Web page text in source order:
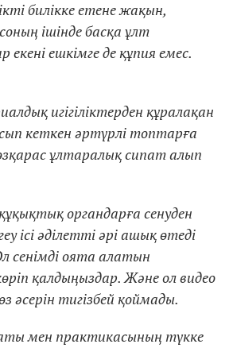
билікке етене жақын,
ішінде басқа ұлт
ешкімге де құпия емес.
игігіліктерден құралақан
кеткен әртүрлі топтарға
ұлтаралық сипат алып
органдарға сенуден
әділетті әрі ашық өтеді
сенімді оята алатын
қалдыңыздар. Және ол видео
әсерін тигізбей қоймады.
мен практикасының түкке